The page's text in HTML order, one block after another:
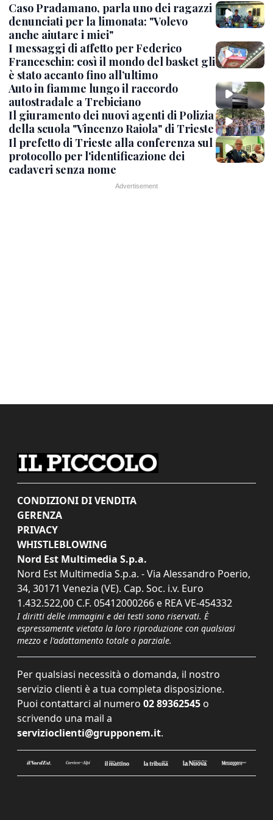
Caso Pradamano, parla uno dei ragazzi
denunciati per la limonata: "Volevo
anche aiutare i miei"
I messaggi di affetto per Federico
Franceschin: così il mondo del basket gli
è stato accanto fino all’ultimo
Auto in fiamme lungo il raccordo
autostradale a Trebiciano
Il giuramento dei nuovi agenti di Polizia
della scuola "Vincenzo Raiola" di Trieste
Il prefetto di Trieste alla conferenza sul
protocollo per l'identificazione dei
cadaveri senza nome
CONDIZIONI DI VENDITA
GERENZA
PRIVACY
WHISTLEBLOWING
Nord Est Multimedia S.p.a.
Nord Est Multimedia S.p.a. - Via Alessandro Poerio,
34, 30171 Venezia (VE). Cap. Soc. i.v. Euro
1.432.522,00 C.F. 05412000266 e REA VE-454332
I diritti delle immagini e dei testi sono riservati. È
espressamente vietata la loro riproduzione con qualsiasi
mezzo e l'adattamento totale o parziale.
Per qualsiasi necessità o domanda, il nostro
servizio clienti è a tua completa disposizione.
Puoi contattarci al numero 02 89362545 o
scrivendo una mail a
servizioclienti@grupponem.it.